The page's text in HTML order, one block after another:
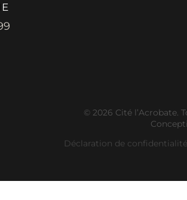
© 2026 Cité l’Acrobate.
Déclaration de confidentialité